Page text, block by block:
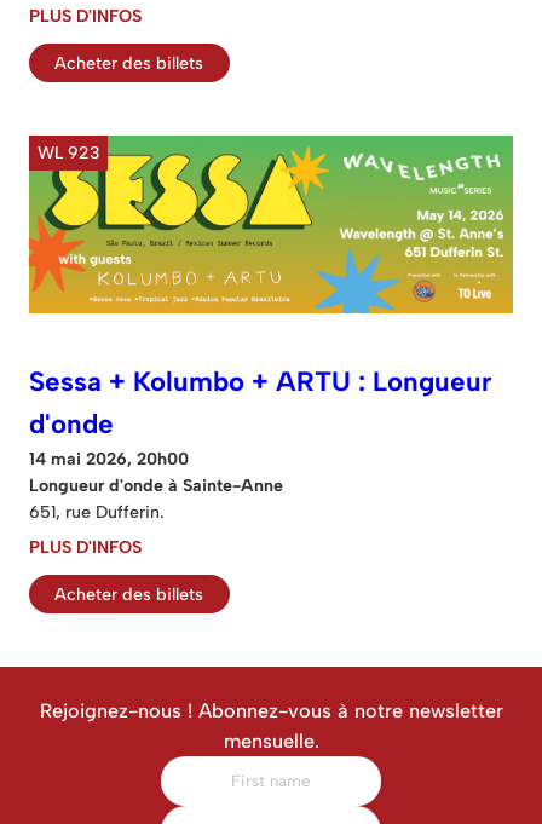
PLUS D'INFOS
Acheter des billets
WL 923
Sessa + Kolumbo + ARTU : Longueur
d'onde
14 mai 2026, 20h00
Longueur d'onde à Sainte-Anne
651, rue Dufferin.
PLUS D'INFOS
Acheter des billets
Rejoignez-nous ! Abonnez-vous à notre newsletter
mensuelle.